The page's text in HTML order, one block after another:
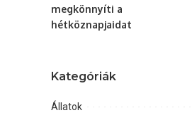
megkönnyíti a
hétköznapjaidat
Kategóriák
Állatok